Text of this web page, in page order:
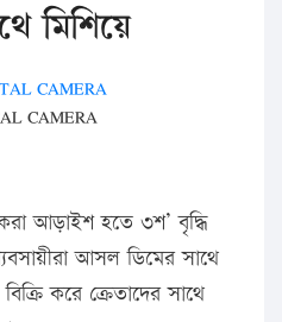
মিশিয়ে
CAMERA
আড়াইশ হতে ৩শ’ বৃদ্ধি
আসল ডিমের সাথে
বিক্রি করে ক্রেতাদের সাথে